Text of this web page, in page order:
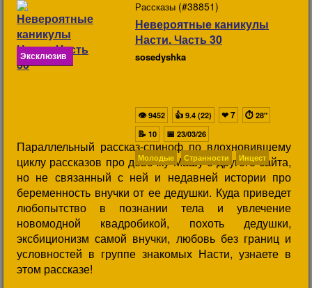
Эксклюзив
Рассказы (#38851)
Невероятные каникулы
Насти. Часть 30
sosedyshka
Параллельный рассказ-спиноф по вдохновившему
циклу рассказов про девочку Машу с другого сайта,
но не связанный с ней и недавней истории про
беременность внучки от ее дедушки. Куда приведет
любопытство в познании тела и увлечение
новомодной квадробикой, похоть дедушки,
эксбиционизм самой внучки, любовь без границ и
условностей в группе знакомых Насти, узнаете в
этом рассказе!
👁9452 👍 9.4 (22) ❤7 ⏱ 28"
📝 10 📅 23/03/26
Молодые Странности Инцест